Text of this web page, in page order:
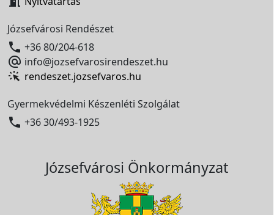
Józsefvárosi Rendészet
 +36 80/204-618
 info@jozsefvarosirendeszet.hu
rendeszet.jozsefvaros.hu
Gyermekvédelmi Készenléti Szolgálat
 +36 30/493-1925
Józsefvárosi Önkormányzat